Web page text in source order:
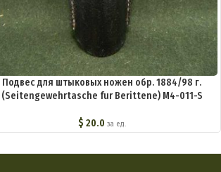
Подвес для штыковых ножен обр. 1884/98 г.
(Seitengewehrtasche fur Berittene) M4-011-S
$ 20.0 за ед.